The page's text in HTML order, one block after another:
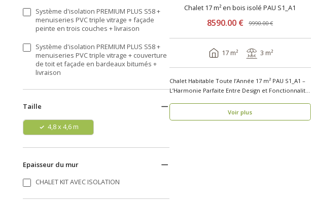
Système d'isolation PREMIUM PLUS S58 +
menuiseries PVC triple vitrage + façade
peinte en trois couches + livraison
Système d'isolation PREMIUM PLUS S58 +
menuiseries PVC triple vitrage + couverture
de toit et façade en bardeaux bitumés +
livraison
Taille
4,8 x 4,6 m
Epaisseur du mur
CHALET KIT AVEC ISOLATION
Chalet 17 m² en bois isolé PAU S1_A1
8590.00 € 9990.00 €
17 m² 3 m²
Chalet Habitable Toute l’Année 17 m² PAU S1_A1 –
L’Harmonie Parfaite Entre Design et Fonctionnalité
Voir plus